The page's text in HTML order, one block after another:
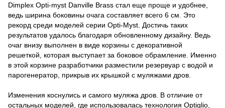
Dimplex Opti-myst Danville Brass стал еще проще и удобнее,
ведь ширина боковины очага составляет всего 6 см. Это
рекорд среди моделей серии Opti-Myst. Достичь таких
результатов удалось благодаря обновленному дизайну. Ведь
очаг внизу выполнен в виде корзины с декоративной
решеткой, которая выступает за боковое обрамление. Именно
в этой корзине разработчики разместили резервуар с водой и
парогенератор, прикрыв их крышкой с муляжами дров.
Изменения коснулись и самого муляжа дров. В отличие от
остальных моделей, где использовалась технология Optiglio,